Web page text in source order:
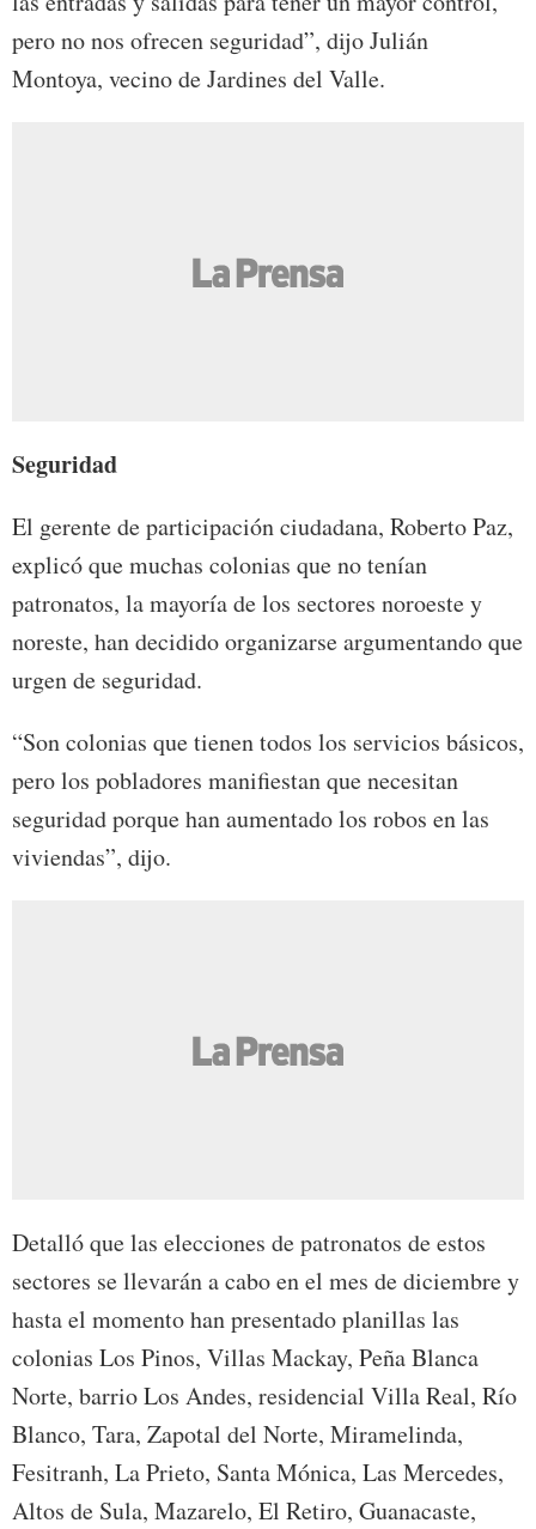
pero no nos ofrecen seguridad”, dijo Julián
Montoya, vecino de Jardines del Valle.
Seguridad
El gerente de participación ciudadana, Roberto Paz,
explicó que muchas colonias que no tenían
patronatos, la mayoría de los sectores noroeste y
noreste, han decidido organizarse argumentando que
urgen de seguridad.
“Son colonias que tienen todos los servicios básicos,
pero los pobladores manifiestan que necesitan
seguridad porque han aumentado los robos en las
viviendas”, dijo.
Detalló que las elecciones de patronatos de estos
sectores se llevarán a cabo en el mes de diciembre y
hasta el momento han presentado planillas las
colonias Los Pinos, Villas Mackay, Peña Blanca
Norte, barrio Los Andes, residencial Villa Real, Río
Blanco, Tara, Zapotal del Norte, Miramelinda,
Fesitranh, La Prieto, Santa Mónica, Las Mercedes,
Altos de Sula, Mazarelo, El Retiro, Guanacaste,